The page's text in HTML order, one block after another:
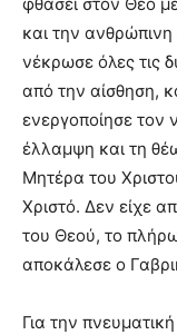
και την
νέκρωσε όλες τις
από την αίσθηση,
ενεργοποίησε τον
έλλαμψη και τη
Μητέρα του
Χριστό. Δεν είχε
του Θεού, το
αποκάλεσε ο
Για την